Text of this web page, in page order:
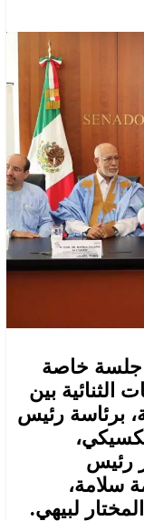
خاصة
العلاقات الثنائية بين
برئاسة رئيس
رئيس
سلامة،
لبيهي.